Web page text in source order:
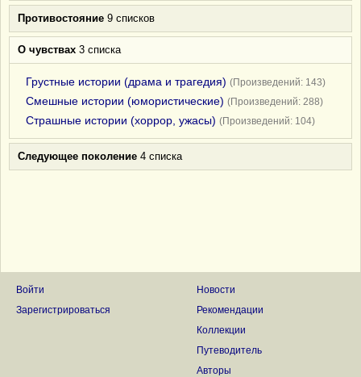
Противостояние 9 списков
О чувствах 3 списка
Грустные истории (драма и трагедия) (Произведений: 143)
Смешные истории (юмористические) (Произведений: 288)
Страшные истории (хоррор, ужасы) (Произведений: 104)
Следующее поколение 4 списка
Войти
Зарегистрироваться
Новости
Рекомендации
Коллекции
Путеводитель
Авторы